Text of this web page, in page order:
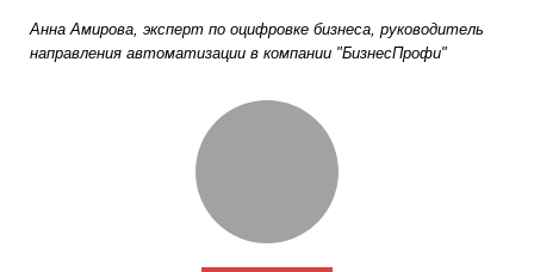
Анна Амирова, эксперт по оцифровке бизнеса, руководитель
направления автоматизации в компании "БизнесПрофи"